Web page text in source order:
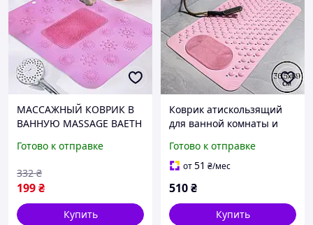
МАССАЖНЫЙ КОВРИК В
ВАННУЮ MASSAGE BAETH
Щетка для стоп
Готово к отправке
199₴
332 ₴
Купить
Коврик атискользящий
для ванной комнаты и
силиконовый с
присосками, розовый
Готово к отправке
от51 ₴/мес
510₴
Купить